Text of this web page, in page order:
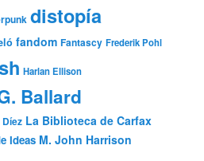
distopía
fandom Fantascy Frederik Pohl
Harlan Ellison
Ballard
La Biblioteca de Carfax
Ideas M. John Harrison